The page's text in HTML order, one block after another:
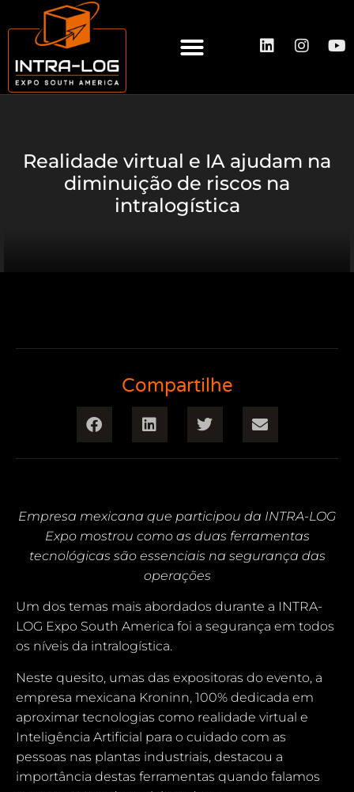
Realidade virtual e IA ajudam na
diminuição de riscos na
intralogística
Compartilhe
Empresa mexicana que participou da INTRA-LOG
Expo mostrou como as duas ferramentas
tecnológicas são essenciais na segurança das
operações
Um dos temas mais abordados durante a INTRA-
LOG Expo South America foi a segurança em todos
os níveis da intralogística.
Neste quesito, umas das expositoras do evento, a
empresa mexicana Kroninn, 100% dedicada em
aproximar tecnologias como realidade virtual e
Inteligência Artificial para o cuidado com as
pessoas nas plantas industriais, destacou a
importância destas ferramentas quando falamos